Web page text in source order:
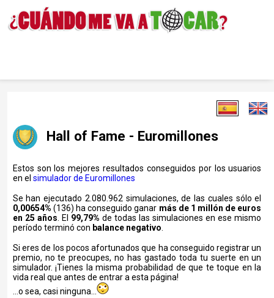
Hall of Fame - Euromillones
Estos son los mejores resultados conseguidos por los usuarios
en el simulador de Euromillones
Se han ejecutado 2.080.962 simulaciones, de las cuales sólo el
0,00654% (136) ha conseguido ganar más de 1 millón de euros
en 25 años . El 99,79% de todas las simulaciones en ese mismo
período terminó con balance negativo
Si eres de los pocos afortunados que ha conseguido registrar un
premio, no te preocupes, no has gastado toda tu suerte en un
simulador. ¡Tienes la misma probabilidad de que te toque en la
vida real que antes de entrar a esta página!
...o sea, casi ninguna...